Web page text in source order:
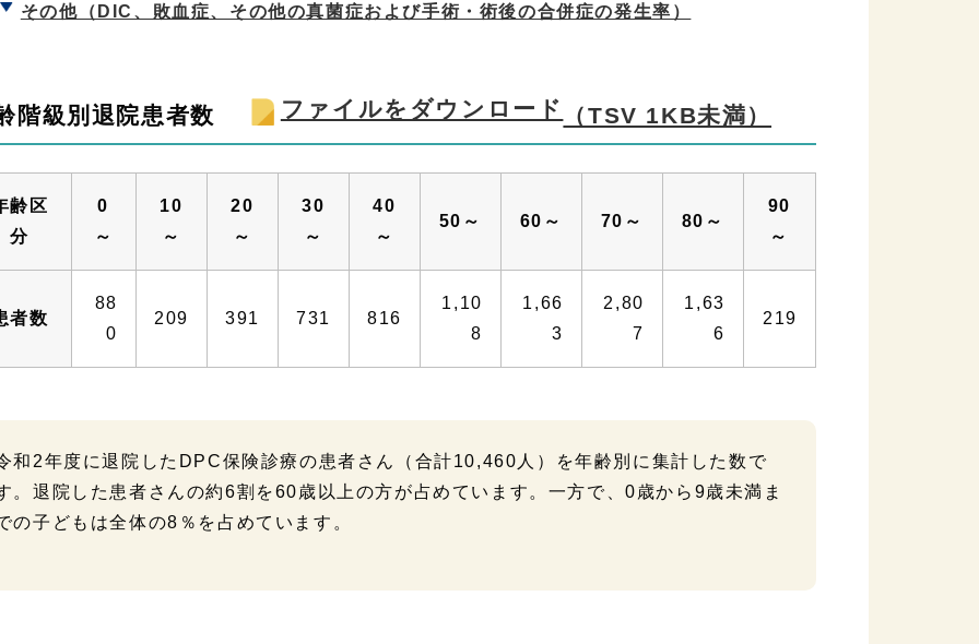
その他（DIC、敗血症、その他の真菌症および手術・術後の合併症の発生率）
階級別退院患者数 ファイルをダウンロード（TSV 1KB未満）
齢区
分
0
～
10
～
20
～
30
～
40
～
50～ 60～ 70～ 80～
90
～
者数
88
0
209 391 731 816
1,10
8
1,66
3
2,80
7
1,63
6
219
和2年度に退院したDPC保険診療の患者さん（合計10,460人）を年齢別に集計した数で
。退院した患者さんの約6割を60歳以上の方が占めています。一方で、0歳から9歳未満ま
の子どもは全体の8％を占めています。